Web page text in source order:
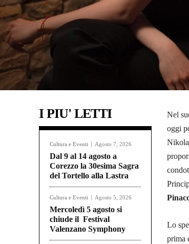
I PIU' LETTI
Cultura e Eventi Agosto 7, 2026
Dal 9 al 14 agosto a
Corezzo la 30esima Sagra
del Tortello alla Lastra
Cultura e Eventi Agosto 5, 2026
Mercoledì 5 agosto si
chiude il Festival
Valenzano Symphony
Nel
oggi
Lo
prima